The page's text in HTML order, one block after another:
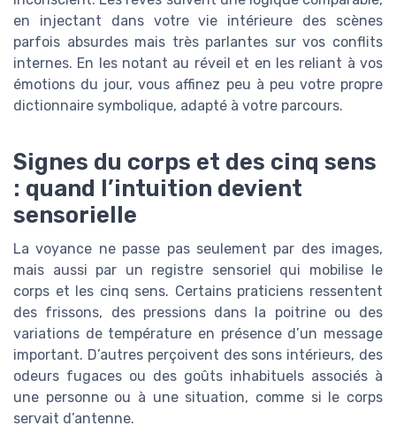
en injectant dans votre vie intérieure des scènes
parfois absurdes mais très parlantes sur vos conflits
internes. En les notant au réveil et en les reliant à vos
émotions du jour, vous affinez peu à peu votre propre
dictionnaire symbolique, adapté à votre parcours.
Signes du corps et des cinq sens
: quand l’intuition devient
sensorielle
La voyance ne passe pas seulement par des images,
mais aussi par un registre sensoriel qui mobilise le
corps et les cinq sens. Certains praticiens ressentent
des frissons, des pressions dans la poitrine ou des
variations de température en présence d’un message
important. D’autres perçoivent des sons intérieurs, des
odeurs fugaces ou des goûts inhabituels associés à
une personne ou à une situation, comme si le corps
servait d’antenne.